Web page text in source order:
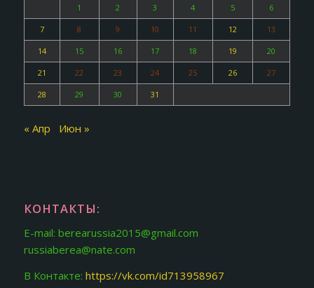
1 2 3 4 5 6
7 8 9 10 11 12 13
14 15 16 17 18 19 20
21 22 23 24 25 26 27
28 29 30 31
« Апр Июн »
КОНТАКТЫ:
E-mail: berearussia2015@gmail.com
russiaberea@nate.com
В Контакте: https://vk.com/id713958967